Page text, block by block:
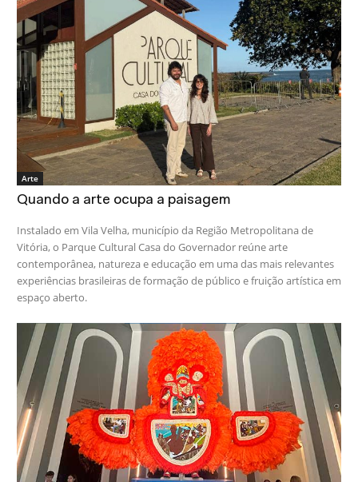
Arte
Quando a arte ocupa a paisagem
Instalado em Vila Velha, município da Região Metropolitana de
Vitória, o Parque Cultural Casa do Governador reúne arte
contemporânea, natureza e educação em uma das mais relevantes
experiências brasileiras de formação de público e fruição artística em
espaço aberto.